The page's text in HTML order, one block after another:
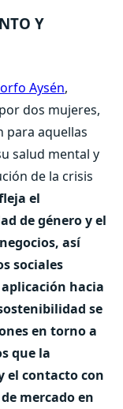
Y
Aysén,
dos mujeres,
para aquellas
salud mental y
de la crisis
el
de género y el
así
sociales
hacia
se
en torno a
que la
el contacto con
mercado en